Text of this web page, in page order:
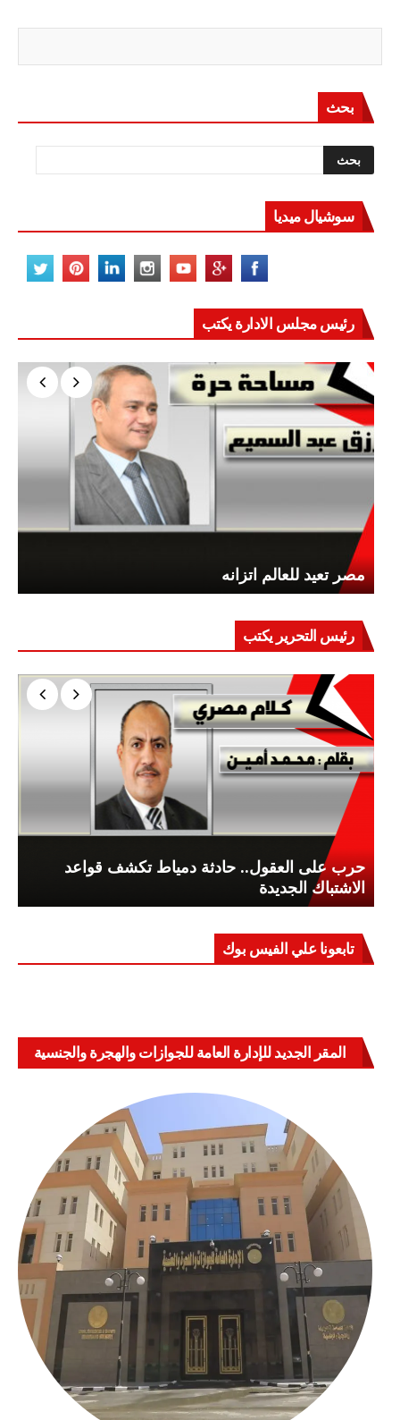
بحث
سوشيال ميديا
رئيس مجلس الادارة يكتب
مصر تعيد للعالم اتزانه
رئيس التحرير يكتب
حرب على العقول.. حادثة دمياط تكشف قواعد
الاشتباك الجديدة
تابعونا علي الفيس بوك
المقر الجديد للإدارة العامة للجوازات والهجرة والجنسية